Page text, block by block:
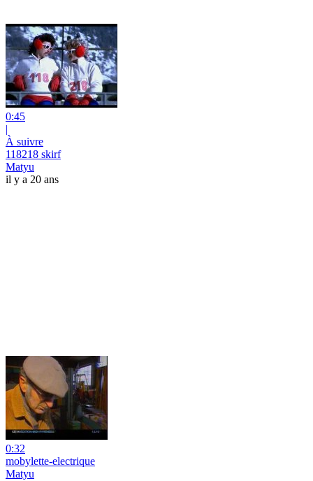
0:45
|
À suivre
118218 skirf
Matyu
il y a 20 ans
0:32
mobylette-electrique
Matyu